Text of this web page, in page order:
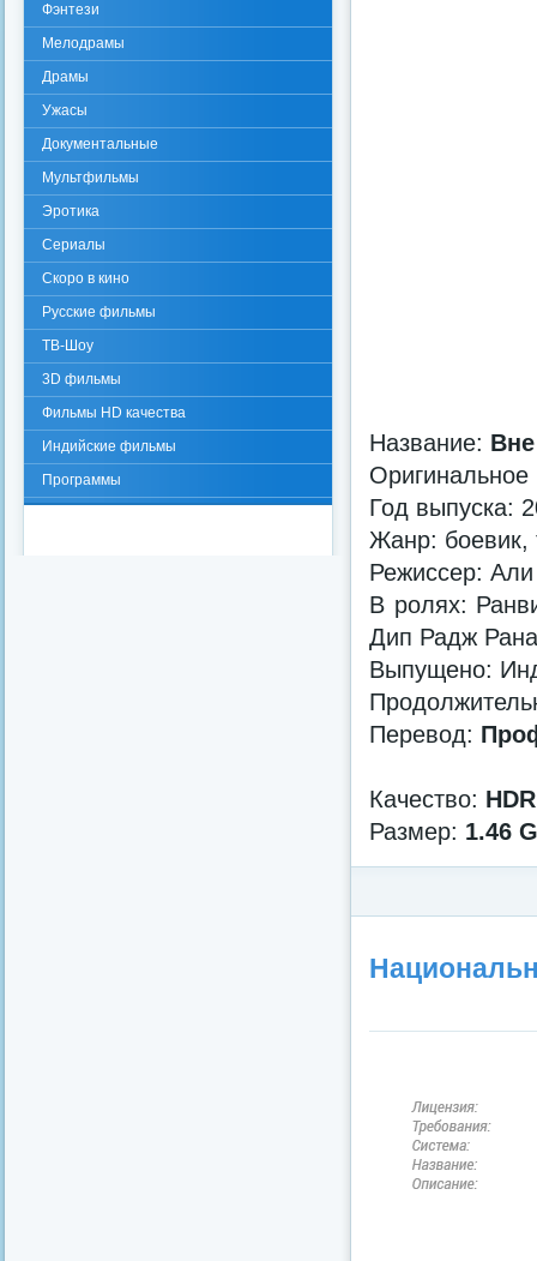
Название:
Год выпуска:
Жанр: боевик,
Режиссер:
В ролях:
Дип Радж
Выпущено:
Перевод:
Качество:
Размер: 1.46
/
Фэнтези
Мелодрамы
Драмы
Ужасы
Документальные
Мультфильмы
Эротика
Сериалы
Скоро в кино
Русские фильмы
ТВ-Шоу
3D фильмы
Фильмы HD качества
Индийские фильмы
Программы